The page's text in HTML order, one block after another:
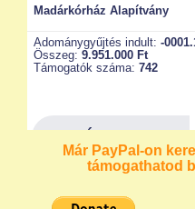
Már PayPal-on
támogathatod